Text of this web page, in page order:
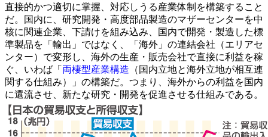
直接的かつ適切に掌握、対応しうる産業体制を構築すること
だ。国内に、研究開発・高度部品製造のマザーセンターを中
核に関連企業、下請けを組み込み、国内で開発・製造した標
準製品を「輸出」ではなく、「海外」の連結会社（エリアセ
ンター）で変形し、海外の生産・販売会社で直接に利益を稼
ぐ、いわば「 両棲型産業構造 （国内立地と海外立地が相互連
関する仕組み）」の構築だ。つまり、海外からの利益を国内
に還流させ、新たな研究・開発を促進させる仕組みである。